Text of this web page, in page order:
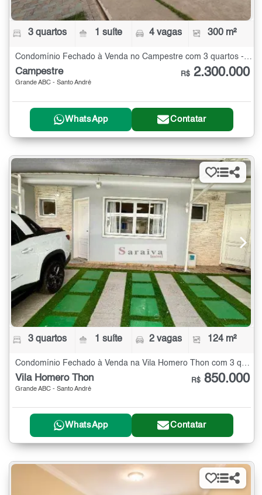
3 quartos 1 suíte 4 vagas 300 m²
Condomínio Fechado à Venda no Campestre com 3 quartos - 300 m²
Campestre
Grande ABC - Santo André
R$ 2.300.000
WhatsApp Contatar
3 quartos 1 suíte 2 vagas 124 m²
Vila Homero Thon
Grande ABC - Santo André
R$ 850.000
WhatsApp Contatar